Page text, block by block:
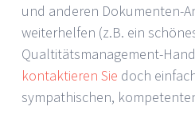
und anderen Dokumenten-
weiterhelfen (z.B. ein
Qualtitätsmanagement-
kontaktieren Sie doch
sympathischen,